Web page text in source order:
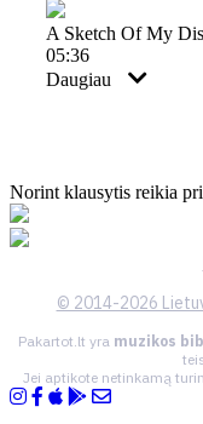
A Sketch Of My
05:36
Daugiau
Norint klausytis reikia
© 2014-2026
Pakartot.lt yra muzikos
Jei aptikote netinkamą